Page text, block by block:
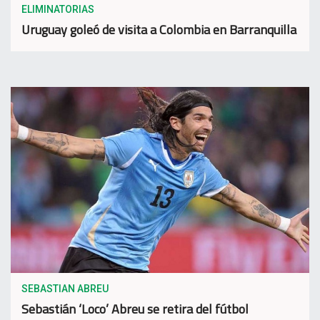
ELIMINATORIAS
Uruguay goleó de visita a Colombia en Barranquilla
SEBASTIAN ABREU
Sebastián ‘Loco’ Abreu se retira del fútbol